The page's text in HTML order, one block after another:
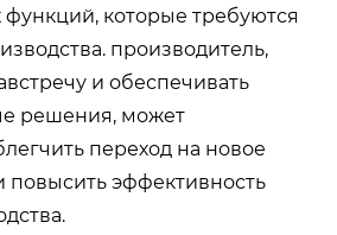
которые требуются
производитель,
и обеспечивать
решения, может
переход на новое
повысить эффективность